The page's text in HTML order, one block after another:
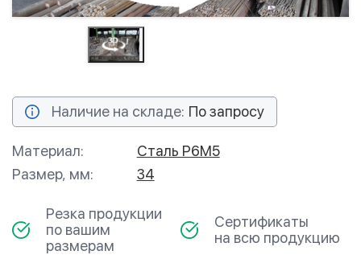
Наличие на складе: По запросу
Материал:
Сталь Р6М5
Размер, мм:
34
Резка продукции
по вашим
размерам
Сертификаты
на всю продукцию